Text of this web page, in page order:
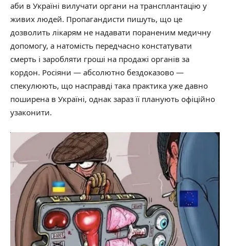
аби в Україні вилучати органи на трансплантацію у
живих людей. Пропагандисти пишуть, що це
дозволить лікарям не надавати пораненим медичну
допомогу, а натомість передчасно констатувати
смерть і заробляти гроші на продажі органів за
кордон. Росіяни — абсолютно бездоказово —
спекулюють, що насправді така практика уже давно
поширена в Україні, однак зараз її планують офіційно
узаконити.